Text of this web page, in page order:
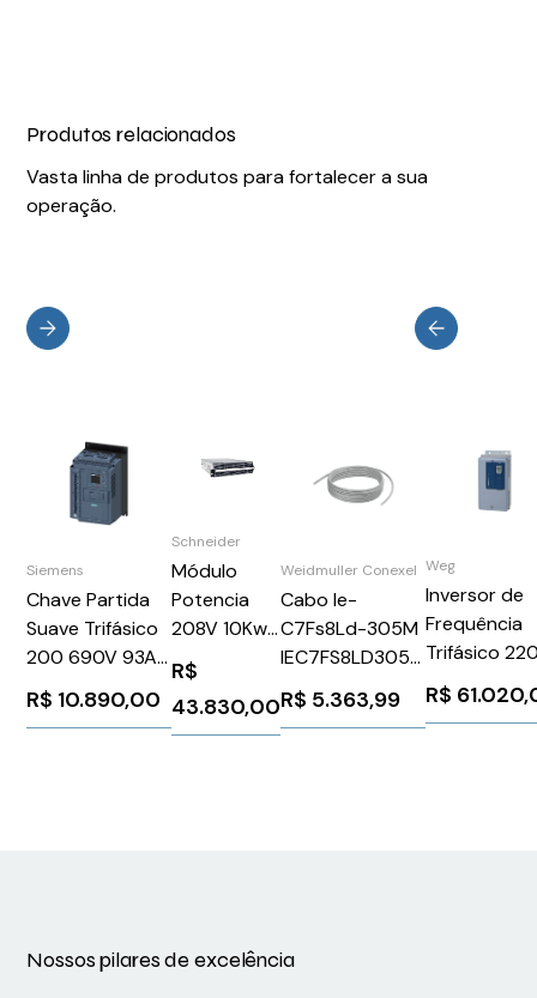
Produtos relacionados
Vasta linha de produtos para fortalecer a sua
operação.
Siemens
Chave Partida
Suave Trifásico
200 690V 93A
24V
3RW55273HA06
R$ 10.890,00
Schneider
Módulo
Potencia
208V 10Kw
Symmetra
Px
Schneider
SYPM10KF2
R$
43.830,00
Weidmuller Conexel
Cabo Ie-
C7Fs8Ld-305M
IEC7FS8LD305M
Weidmuller
Conexel
R$ 5.363,99
Weg
Inversor de
Frequência
Trifásico
180A 60CV
R$
Nossos pilares de excelência